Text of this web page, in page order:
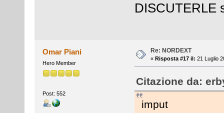
DISCUTERLE
Omar Piani
Hero Member
Post: 552
Re: NORDEXT
« Risposta #17 il: 21 Luglio
Citazione da:
imput